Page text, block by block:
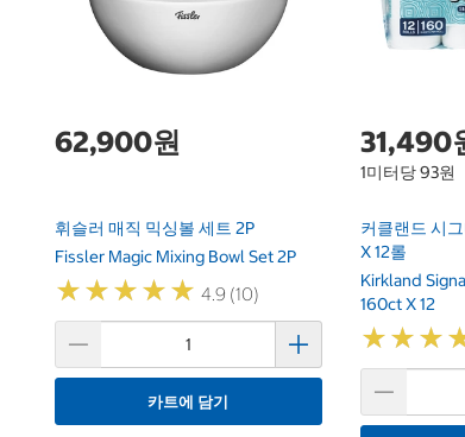
62,900원
휘슬러 매직 믹싱볼 세트 2P
Fissler Magic Mixing Bowl Set 2P
★★★★★
★★★★★ 4.9 (10)
카트에 담기
31,490
1미터당 93원
커클랜드 시
X 12롤
Kirkland
160ct X 12
★★★
★★★